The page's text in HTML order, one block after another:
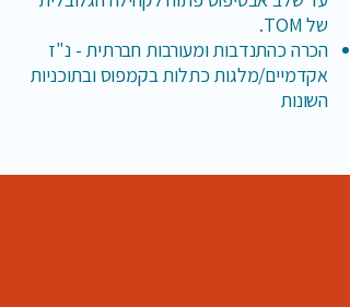
של TOM.
הכרה כהתנדבות ומעורבות חברתית - נ"ז
אקדמיים/מלגות כתלות בקמפוס ובתוכניות
השונות